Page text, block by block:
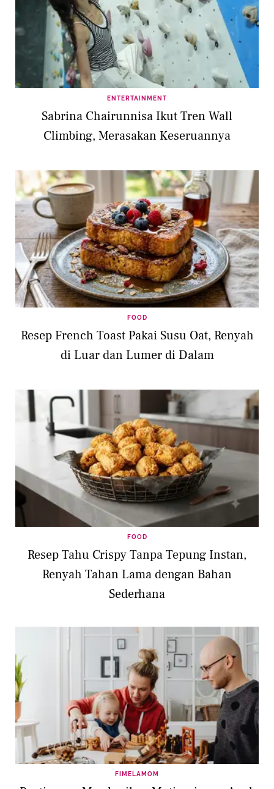
ENTERTAINMENT
Sabrina Chairunnisa Ikut Tren Wall
Climbing, Merasakan Keseruannya
FOOD
Resep French Toast Pakai Susu Oat, Renyah
di Luar dan Lumer di Dalam
FOOD
Resep Tahu Crispy Tanpa Tepung Instan,
Renyah Tahan Lama dengan Bahan
Sederhana
FIMELAMOM